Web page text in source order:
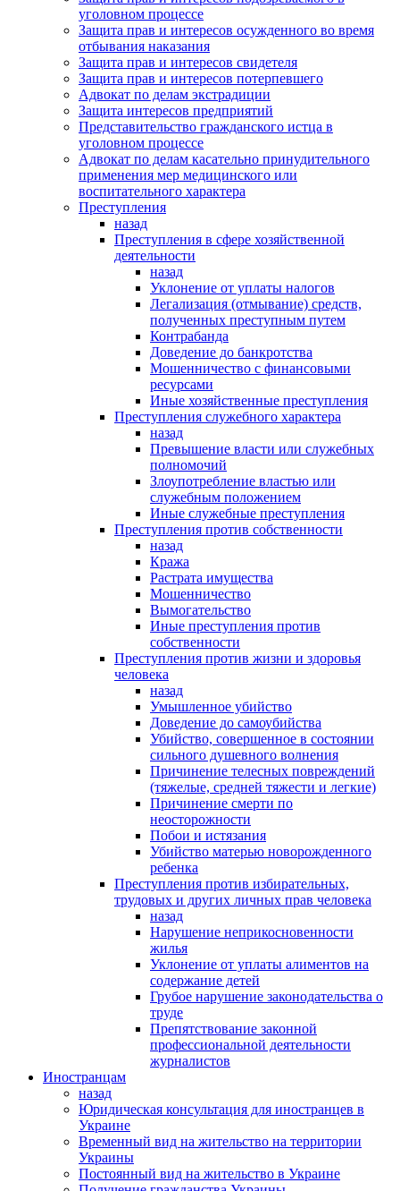
уголовном процессе
Защита прав и интересов осужденного во время
отбывания наказания
Защита прав и интересов свидетеля
Защита прав и интересов потерпевшего
Адвокат по делам экстрадиции
Защита интересов предприятий
Представительство гражданского истца в
уголовном процессе
Адвокат по делам касательно принудительного
применения мер медицинского или
воспитательного характера
Преступления
назад
Преступления в сфере хозяйственной
деятельности
назад
Уклонение от уплаты налогов
Легализация (отмывание) средств,
полученных преступным путем
Контрабанда
Доведение до банкротства
Мошенничество с финансовыми
ресурсами
Иные хозяйственные преступления
Преступления служебного характера
назад
Превышение власти или служебных
полномочий
Злоупотребление властью или
служебным положением
Иные служебные преступления
Преступления против собственности
назад
Кража
Растрата имущества
Мошенничество
Вымогательство
Иные преступления против
собственности
Преступления против жизни и здоровья
человека
назад
Умышленное убийство
Доведение до самоубийства
Убийство, совершенное в состоянии
сильного душевного волнения
Причинение телесных повреждений
(тяжелые, средней тяжести и легкие)
Причинение смерти по
неосторожности
Побои и истязания
Убийство матерью новорожденного
ребенка
Преступления против избирательных,
трудовых и других личных прав человека
назад
Нарушение неприкосновенности
жилья
Уклонение от уплаты алиментов на
содержание детей
Грубое нарушение законодательства о
труде
Препятствование законной
профессиональной деятельности
журналистов
Иностранцам
назад
Юридическая консультация для иностранцев в
Украине
Временный вид на жительство на территории
Украины
Постоянный вид на жительство в Украине